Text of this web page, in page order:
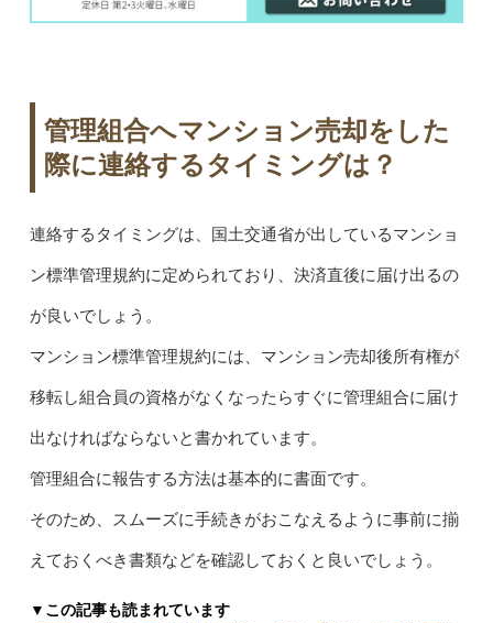
管理組合へマンション売却をした
際に連絡するタイミングは？
連絡するタイミングは、国土交通省が出しているマンショ
ン標準管理規約に定められており、決済直後に届け出るの
が良いでしょう。
マンション標準管理規約には、マンション売却後所有権が
移転し組合員の資格がなくなったらすぐに管理組合に届け
出なければならないと書かれています。
管理組合に報告する方法は基本的に書面です。
そのため、スムーズに手続きがおこなえるように事前に揃
えておくべき書類などを確認しておくと良いでしょう。
▼この記事も読まれています